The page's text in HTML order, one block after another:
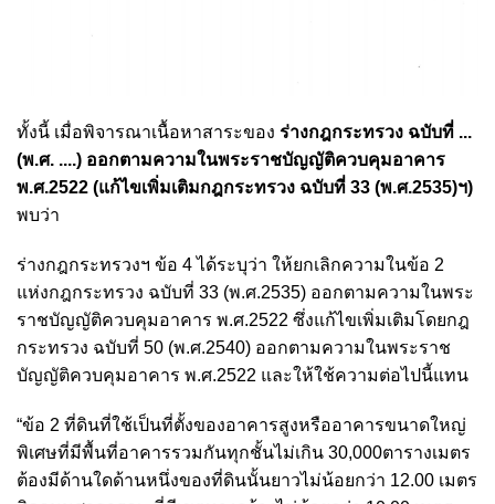
ทั้งนี้ เมื่อพิจารณาเนื้อหาสาระของ ร่างกฎกระทรวง ฉบับที่ ...
(พ.ศ. ....) ออกตามความในพระราชบัญญัติควบคุมอาคาร
พ.ศ.2522 (แก้ไขเพิ่มเติมกฎกระทรวง ฉบับที่ 33 (พ.ศ.2535)ฯ)
พบว่า
ร่างกฎกระทรวงฯ ข้อ 4 ได้ระบุว่า ให้ยกเลิกความในข้อ 2
แห่งกฎกระทรวง ฉบับที่ 33 (พ.ศ.2535) ออกตามความในพระ
ราชบัญญัติควบคุมอาคาร พ.ศ.2522 ซึ่งแก้ไขเพิ่มเติมโดยกฎ
กระทรวง ฉบับที่ 50 (พ.ศ.2540) ออกตามความในพระราช
บัญญัติควบคุมอาคาร พ.ศ.2522 และให้ใช้ความต่อไปนี้แทน
“ข้อ 2 ที่ดินที่ใช้เป็นที่ตั้งของอาคารสูงหรืออาคารขนาดใหญ่
พิเศษที่มีพื้นที่อาคารรวมกันทุกชั้นไม่เกิน 30,000ตารางเมตร
ต้องมีด้านใดด้านหนึ่งของที่ดินนั้นยาวไม่น้อยกว่า 12.00 เมตร